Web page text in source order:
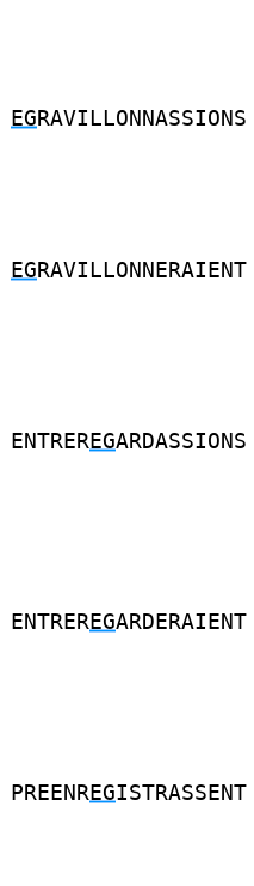
EG RAVILLONNASSIONS
EG RAVILLONNERAIENT
ENTREREGARDASSIONS
ENTREREGARDERAIENT
PREENREGISTRASSENT